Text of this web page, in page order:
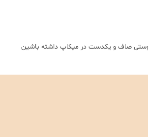
صاف و یکدست در میکاپ داشته باشین